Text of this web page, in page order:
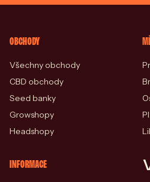
OBCHODY
Všechny obchody
CBD obchody
Seed banky
Growshopy
Headshopy
INFORMACE